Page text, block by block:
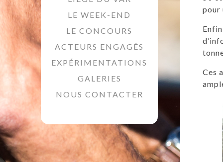
LE WEEK-END
LE CONCOURS
ACTEURS ENGAGÉS
EXPÉRIMENTATIONS
GALERIES
NOUS CONTACTER
pour
Ces